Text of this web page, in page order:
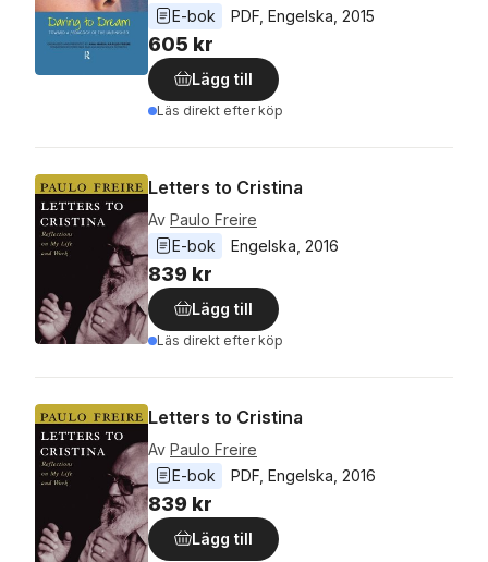
E-bok
PDF Engelska 2015
605 kr
Lägg till
Läs direkt efter köp
Letters to Cristina
Av Paulo Freire
E-bok
Engelska 2016
839 kr
Lägg till
Läs direkt efter köp
Letters to Cristina
Av Paulo Freire
E-bok
PDF Engelska 2016
839 kr
Lägg till